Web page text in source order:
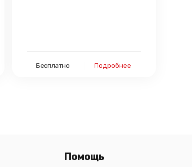
Бесплатно Подробнее
Помощь